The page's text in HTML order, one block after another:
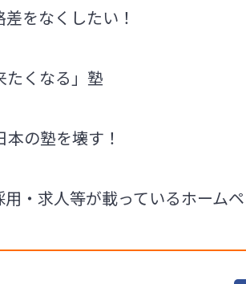
をなくしたい！
たくなる」塾
の塾を壊す！
・求人等が載っているホーム